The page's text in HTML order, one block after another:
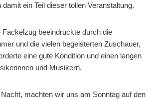
ein Teil dieser tollen Veranstaltung.
beeindruckte durch die
und die vielen begeisterten Zuschauer,
eine gute Kondition und einen langen
und Musikern.
machten wir uns am Sonntag auf den